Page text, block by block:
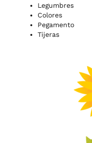
Legumbres
Colores
Pegamento
Tijeras